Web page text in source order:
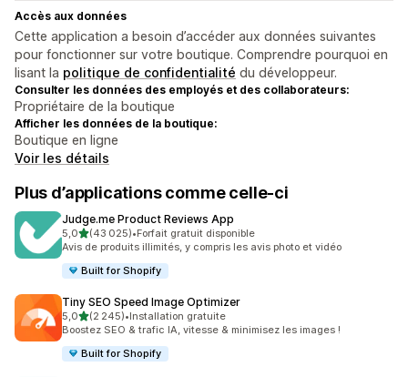
Accès aux données
Cette application a besoin d’accéder aux données suivantes
pour fonctionner sur votre boutique. Comprendre pourquoi en
lisant la politique de confidentialité du développeur.
Consulter les données des employés et des collaborateurs:
Propriétaire de la boutique
Afficher les données de la boutique:
Boutique en ligne
Voir les détails
Plus d’applications comme celle-ci
Judge.me Product Reviews App
5,0étoile(s) sur 5
(43 025)
43025 avis au total
•Forfait gratuit disponible
Avis de produits illimités, y compris les avis photo et vidéo
Built for Shopify
Tiny SEO Speed Image Optimizer
5,0étoile(s) sur 5
(2 245)
2245 avis au total
•Installation gratuite
Boostez SEO & trafic IA, vitesse & minimisez les images !
Built for Shopify